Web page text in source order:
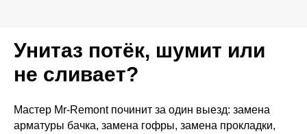
Унитаз потёк, шумит или
не сливает?
Мастер Mr-Remont починит за один выезд: замена
арматуры бачка, замена гофры, замена прокладки,